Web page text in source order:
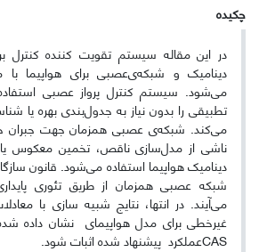
چکیده
در این مقاله سیستم تقویت کننده کنترل بر
دینامیک و شبکه‌ی‌عصبی برای هواپیما با
می‌شود. سیستم کنترل پرواز عصبی استفاده
تطبیقی را بدون نیاز به جدول‌بندی بهره یا
می‌کند. شبکه‌ی عصبی همزمان جهت
ناشی از مدل‌سازی ناقص، تخمین معکوس یا
دینامیک هواپیما استفاده می‌شود. قانون
شبکه عصبی همزمان از طریق تئوری
می‌آیند. در انتها، نتایج شبیه سازی با
غیرخطی برای مدل هواپیمای نشان داده
عملکردCAS
پیشنهاد شده اثبات شود.